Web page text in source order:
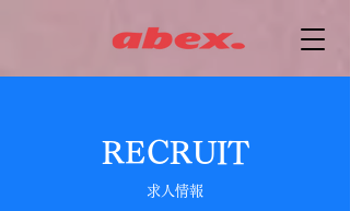
RECRUIT
​求人情報